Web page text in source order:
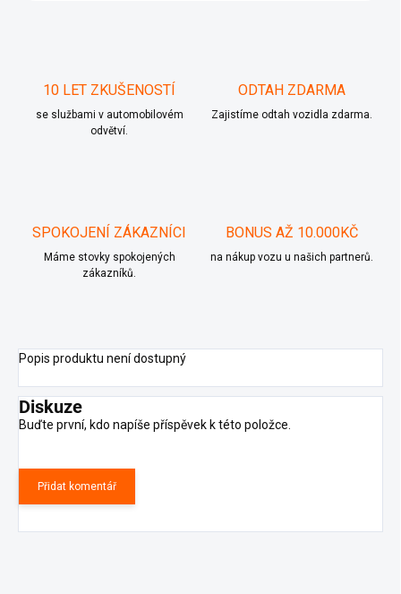
10 LET ZKUŠENOSTÍ
se službami v automobilovém
odvětví.
ODTAH ZDARMA
Zajistíme odtah vozidla zdarma.
SPOKOJENÍ ZÁKAZNÍCI
Máme stovky spokojených
zákazníků.
BONUS AŽ 10.000KČ
na nákup vozu u našich partnerů.
Popis produktu není dostupný
Diskuze
Buďte první, kdo napíše příspěvek k této položce.
Přidat komentář